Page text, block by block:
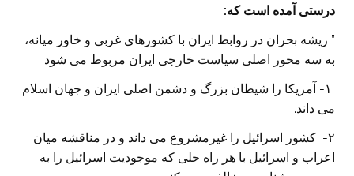
درستی آمده است که:
” ریشه‌ بحران در روابط ایران با کشورهای غربی و خاور میانه،
به سه محور اصلی سیاست خارجی ایران مربوط می شود:
۱- آمریکا را شیطان بزرگ و دشمن اصلی ایران و جهان اسلام
می داند.
۲- کشور اسرائیل را غیرمشروع می داند و در مناقشه میان
اعراب و اسرائیل با هر راه حلی که موجودیت اسرائیل را به